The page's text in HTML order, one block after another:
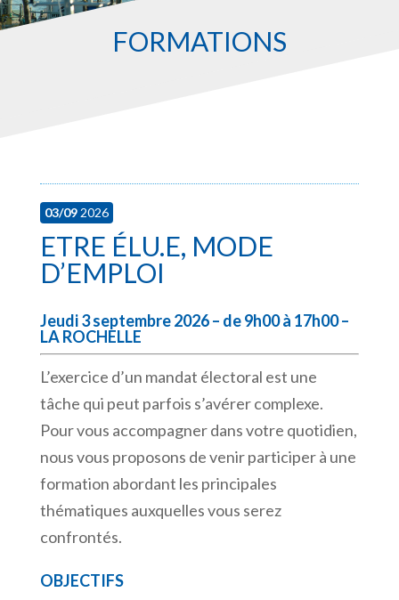
FORMATIONS
03/092026
ETRE ÉLU.E, MODE
D’EMPLOI
Jeudi 3 septembre 2026 – de 9h00 à 17h00 –
LA ROCHELLE
L’exercice d’un mandat électoral est une
tâche qui peut parfois s’avérer complexe.
Pour vous accompagner dans votre quotidien,
nous vous proposons de venir participer à une
formation abordant les principales
thématiques auxquelles vous serez
confrontés.
OBJECTIFS